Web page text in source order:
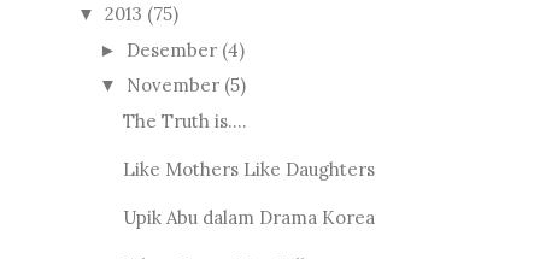
▼ 2013 (75)
► Desember (4)
▼ November (5)
The Truth is....
Like Mothers Like Daughters
Upik Abu dalam Drama Korea